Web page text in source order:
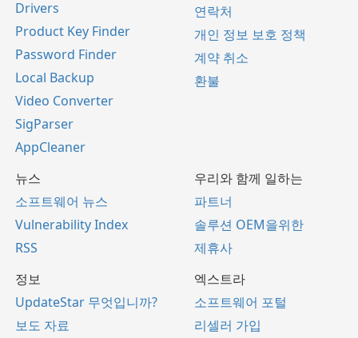
Drivers
Product Key Finder
Password Finder
Local Backup
Video Converter
SigParser
AppCleaner
연락처
개인 정보 보호 정책
계약 취소
환불
뉴스
소프트웨어 뉴스
Vulnerability Index
RSS
우리와 함께 일하는
파트너
솔루션 OEM을위한
제휴사
정보
UpdateStar 무엇입니까?
보도 자료
엑스트라
소프트웨어 포털
리셀러 가입